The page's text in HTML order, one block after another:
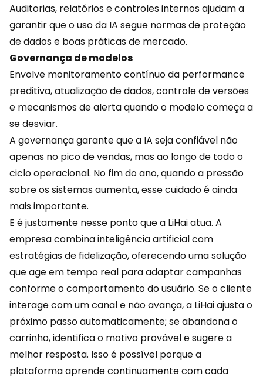
Auditorias, relatórios e controles internos ajudam a
garantir que o uso da IA segue normas de proteção
de dados e boas práticas de mercado.
Governança de modelos
Envolve monitoramento contínuo da performance
preditiva, atualização de dados, controle de versões
e mecanismos de alerta quando o modelo começa a
se desviar.
A governança garante que a IA seja confiável não
apenas no pico devendas, mas ao longo de todo o
ciclo operacional. No fim do ano, quando a pressão
sobre os sistemas aumenta, esse cuidado é ainda
mais importante.
E é justamente nesse ponto que a LiHai atua. A
empresa combinainteligência artificialcom
estratégias de fidelização, oferecendo uma solução
que age em tempo real para adaptar campanhas
conforme o comportamento do usuário. Se o cliente
interage com um canal e não avança, a LiHaiajusta o
próximo passo automaticamente; se abandona o
carrinho, identifica o motivo provável e sugere a
melhor resposta. Isso é possível porque a
plataforma aprende continuamente com cada